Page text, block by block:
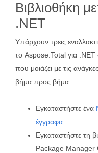
Βιβλιοθήκη
.NET
Υπάρχουν τρεις
το Aspose.Total για
που μοιάζει με τις
βήμα προς βήμα:
Εγκαταστήστε ένα
έγγραφα
Εγκαταστήστε τη
Package Manager